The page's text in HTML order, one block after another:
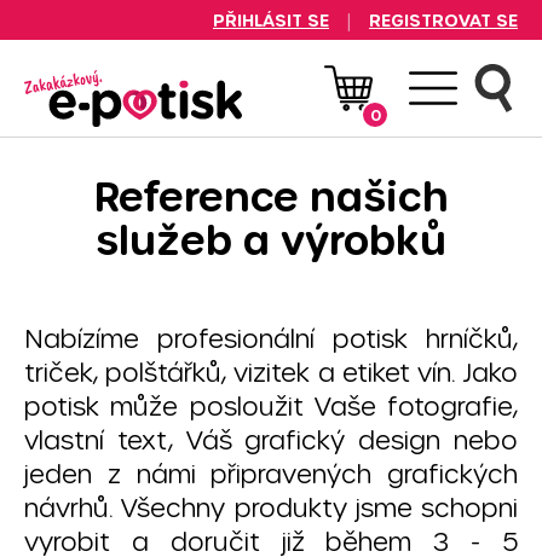
PŘIHLÁSIT SE | REGISTROVAT SE
Logo Zakázkový E-
potisk.cz
0
Reference našich
služeb a výrobků
Nabízíme profesionální potisk hrníčků,
triček, polštářků, vizitek a etiket vín. Jako
potisk může posloužit Vaše fotografie,
vlastní text, Váš grafický design nebo
jeden z námi připravených grafických
návrhů. Všechny produkty jsme schopni
vyrobit a doručit již během 3 - 5